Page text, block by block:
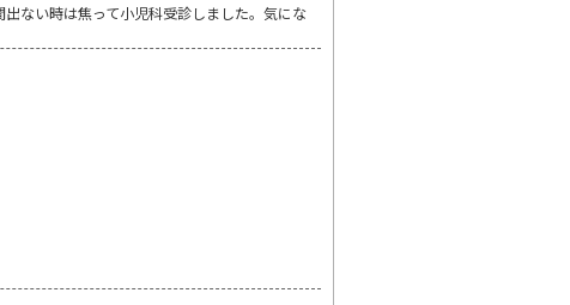
ない時は焦って小児科受診しました。気にな